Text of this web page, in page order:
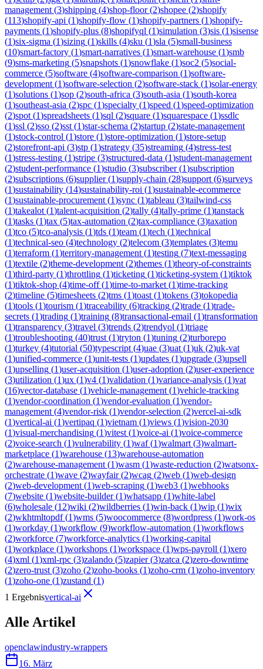
management (3)shipping (4)shop-floor(2)shopee (2)shopify
(113)shopify-api (1)shopify-flow (1)shopify-partners (1)shopify-
payments (1)shopify-plus (8)shopifyql (1)simulation (3)sis (1)sisense
(1)six-sigma (1)sizing (1)skills (4)sku (1)sla (5)small-business
(10)smart-factory (1)smart-narratives (1)smart-warehouse (1)smb
(9)sms-marketing (5)snapshots (1)snowflake (1)soc2 (5)social-
commerce (5)software (4)software-comparison (1)software-
development (1)software-selection (2)software-stack (1)solar-energy
(1)solutions (1)sop (2)south-africa (3)south-asia (1)south-korea
(1)southeast-asia (2)spc (1)specialty (1)speed (1)speed-optimization
(2)spot (1)spreadsheets (1)sql (2)square (1)squarespace (1)ssdlc
(1)ssl (2)sso (2)sst (1)star-schema (2)startup (2)state-management
(1)stock-control (1)store (1)store-optimization (1)store-setup
(2)storefront-api (3)stp (1)strategy (35)streaming (4)stress-test
(1)stress-testing (1)stripe (3)structured-data (1)student-management
(2)student-performance (1)studio (3)subscriber(1)subscription
(2)subscriptions (6)supplier(1)supply-chain (28)support (6)surveys
(1)sustainability (14)sustainability-roi (1)sustainable-ecommerce
(1)sustainable-procurement (1)sync (1)tableau (3)tailwind-css
(1)takealot (1)talent-acquisition (2)tally (4)tally-prime (1)tanstack
(1)tasks (1)tax (5)tax-automation (2)tax-compliance (3)taxation
(1)tco (5)tco-analysis (1)tds (1)team (1)tech (1)technical
(1)technical-seo (4)technology (2)telecom (3)templates (3)temu
(1)terraform (1)territory-management (1)testing (7)text-messaging
(1)textile (2)theme-development (2)themes (1)theory-of-constraints
(1)third-party (1)throttling (1)ticketing (1)ticketing-system (1)tiktok
(1)tiktok-shop (4)time-off(1)time-to-market (1)time-tracking
(2)timeline (5)timesheets (2)tms (1)toast (1)tokens (3)tokopedia
(1)tools (1)tourism (1)traceability (6)tracking (2)trade (1)trade-
secrets (1)trading (1)training (8)transactional-email (1)transformation
(1)transparency (3)travel (3)trends (2)trendyol (1)triage
(1)troubleshooting (40)trust (1)tryton (1)tuning (2)turborepo
(1)turkey (4)tutorial (50)typescript (4)uae (3)uat (1)uk (2)uk-vat
(1)unified-commerce (1)unit-tests (1)updates (1)upgrade (3)upsell
(1)upselling (1)user-acquisition (1)user-adoption (2)user-experience
(3)utilization (1)ux (1)v4 (1)validation (1)variance-analysis (1)vat
(16)vector-database (1)vehicle-management (1)vehicle-tracking
(1)vendor-coordination (1)vendor-evaluation (1)vendor-
management (4)vendor-risk (1)vendor-selection (2)vercel-ai-sdk
(1)vertical-ai (1)vertipaq (1)vietnam (1)views (1)vision-2030
(1)visual-merchandising (1)vitest (1)voice-ai (1)voice-commerce
(2)voice-search (1)vulnerability (1)waf(1)walmart (3)walmart-
marketplace (1)warehouse (13)warehouse-automation
(2)warehouse-management (1)wasm (1)waste-reduction (2)watsonx-
orchestrate (1)wave (2)wayfair(2)wcag (2)web (1)web-design
(2)web-development (1)web-scraping (1)web3 (1)webhooks
(7)website (1)website-builder(1)whatsapp (1)white-label
(6)wholesale (12)wiki (2)wildberries (1)win-back (1)wip (1)wix
(2)wkhtmltopdf(1)wms (5)woocommerce (8)wordpress (1)work-os
(1)workday (1)workflow (9)workflow-automation (1)workflows
(2)workforce (7)workforce-analytics (1)working-capital
(1)workplace (1)workshops (1)workspace (1)wps-payroll (1)xero
(4)xml (1)xml-rpc (3)zalando (5)zapier(3)zatca (2)zero-downtime
(2)zero-trust (3)zoho (2)zoho-books (1)zoho-crm (1)zoho-inventory
(1)zoho-one (1)zustand (1)
1 Ergebnisvertical-ai
Alle Artikel
openclawindustry-wrappers
16. März